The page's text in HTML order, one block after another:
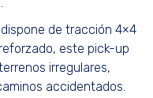
dispone de tracción 4×4
este pick-up
irregulares,
accidentados.